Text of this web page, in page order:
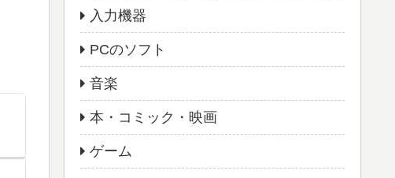
入力機器
PCのソフト
音楽
本・コミック・映画
ゲーム